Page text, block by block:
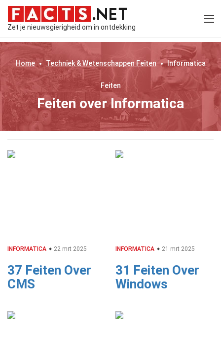
Zet je nieuwsgierigheid om in ontdekking
Home Techniek & Wetenschappen Feiten Informatica
Feiten
Feiten over Informatica
INFORMATICA 22 mrt 2025
37 Feiten Over
CMS
INFORMATICA 21 mrt 2025
31 Feiten Over
Windows